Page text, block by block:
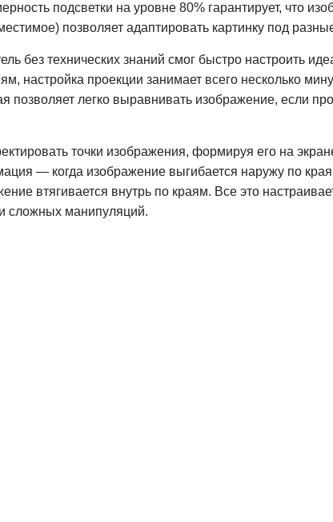
подсветки на уровне 80% гарантирует, что
позволяет адаптировать картинку под
без технических знаний смог быстро настроить
настройка проекции занимает всего несколько
позволяет легко выравнивать изображение, если
точки изображения, формируя его на
— когда изображение выгибается наружу по
втягивается внутрь по краям. Все это
сложных манипуляций.